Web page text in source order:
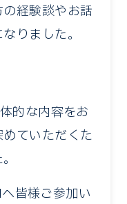
経験談やお話
りました。
的な内容をお
ていただくた
皆様ご参加い